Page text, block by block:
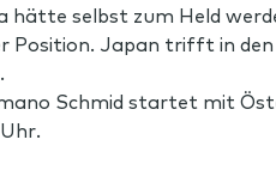
hätte selbst zum Held
Position. Japan trifft in
Schmid startet mit